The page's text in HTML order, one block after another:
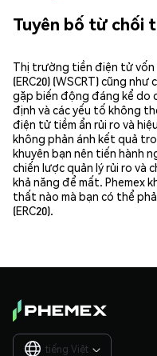
Tuyên bố từ chối
Thị trường tiền điện tử vốn
(ERC20) (WSCRT) cũng
gặp biến động đáng kể do
định và các yếu tố không
điện tử tiềm ẩn rủi ro và
không phản ánh kết quả
khuyên bạn nên tiến hành
chiến lược quản lý rủi ro và
khả năng để mất. Phemex
thất nào mà bạn có thể
(ERC20).
tiếng Việt 